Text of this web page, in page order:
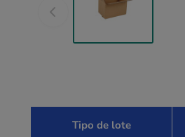
Tipo de lote